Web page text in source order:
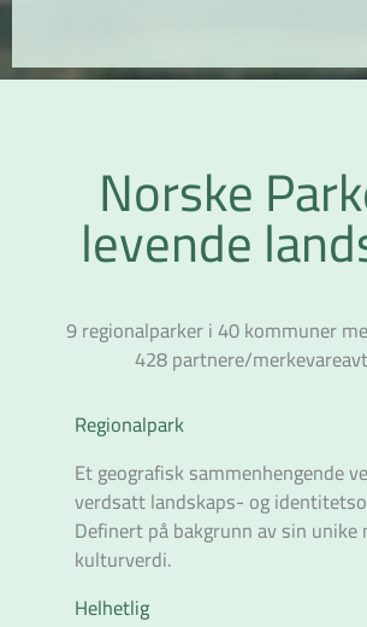
Norske
levende
9 regionalparker i 40 kommuner
428 partnere/
Regionalpark
Et geografisk sammenhengende
verdsatt landskaps- og
Definert på bakgrunn av sin
kulturverdi.
Helhetlig